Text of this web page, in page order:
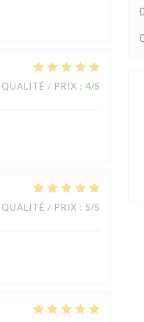
QUALITÉ / PRIX : 4/5
QUALITÉ / PRIX : 5/5